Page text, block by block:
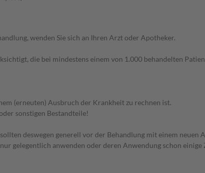
wenden Sie sich an Ihren Arzt oder Apotheker.
die bei mindestens einem von 1.000 behandelten
(erneuten) Ausbruch der Krankheit zu rechnen ist.
sonstigen Bestandteile!
deswegen generell vor der Behandlung mit einem neuen
gelegentlich anwenden oder deren Anwendung schon